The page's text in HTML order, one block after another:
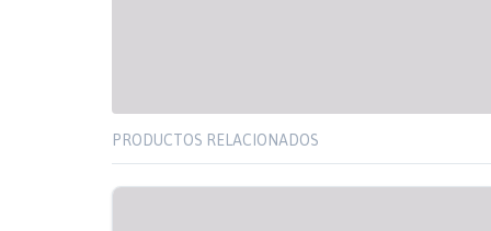
PRODUCTOS RELACIONADOS